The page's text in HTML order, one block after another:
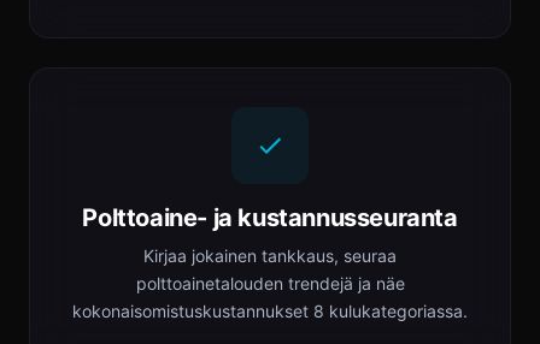
Polttoaine- ja kustannusseuranta
Kirjaa jokainen tankkaus, seuraa
polttoainetalouden trendejä ja näe
kokonaisomistuskustannukset 8 kulukategoriassa.